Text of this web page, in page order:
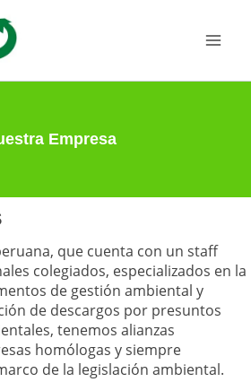
Empresa
que cuenta con un staff
colegiados, especializados en la
de gestión ambiental y
de descargos por presuntos
tenemos alianzas
homólogas y siempre
de la legislación ambiental.